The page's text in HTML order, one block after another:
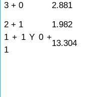
3 + 0
2.881
2 + 1
1.982
1 + 1 Y 0 +
1
13.304